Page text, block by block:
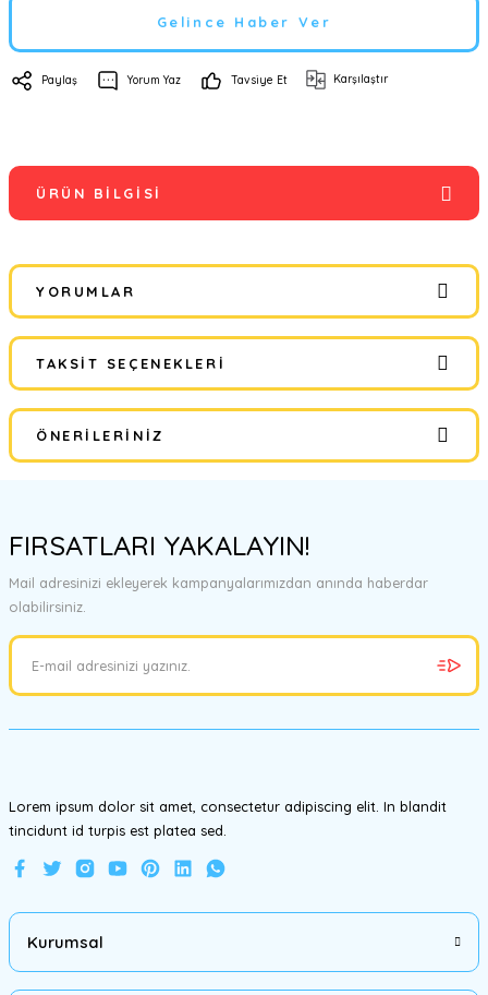
Gelince Haber Ver
Paylaş Yorum Yaz Tavsiye Et Karşılaştır
ÜRÜN BILGISI
YORUMLAR
Bu ürüne ilk yorumu siz yapın!
Yorum Yaz
TAKSIT SEÇENEKLERI
ÖNERILERINIZ
tarafımıza iletebilirsiniz.
Görüş ve önerileriniz için teşekkür ederiz.
Ürün resmi kalitesiz, bozuk veya görüntülenemiyor.
Ürün bilgilerinde hatalar bulunuyor.
FIRSATLARI YAKALAYIN!
Mail adresinizi ekleyerek kampanyalarımızdan anında haberdar
olabilirsiniz.
Lorem ipsum dolor sit amet, consectetur adipiscing elit. In blandit
tincidunt id turpis est platea sed.
Kurumsal